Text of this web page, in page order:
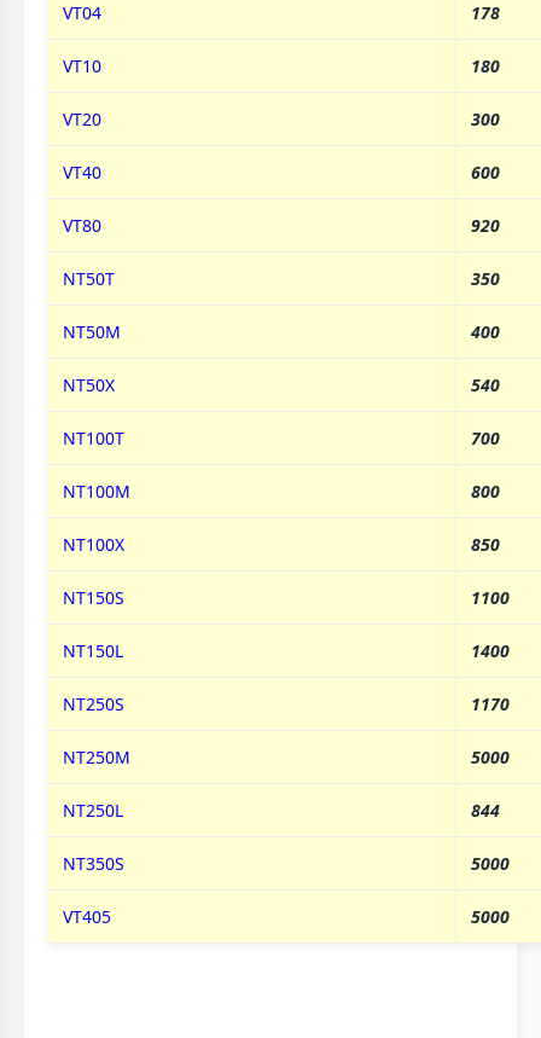
VT04 178
VT10 180
VT20 300
VT40 600
VT80 920
NT50T 350
NT50M 400
NT50X 540
NT100T 700
NT100M 800
NT100X 850
NT150S 1100
NT150L 1400
NT250S 1170
NT250M 5000
NT250L 844
NT350S 5000
VT405 5000